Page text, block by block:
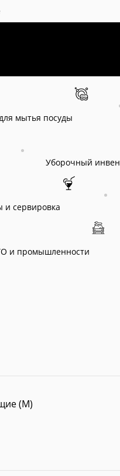
мытья посуды
Уборочный
и сервировка
и промышленности
(М)